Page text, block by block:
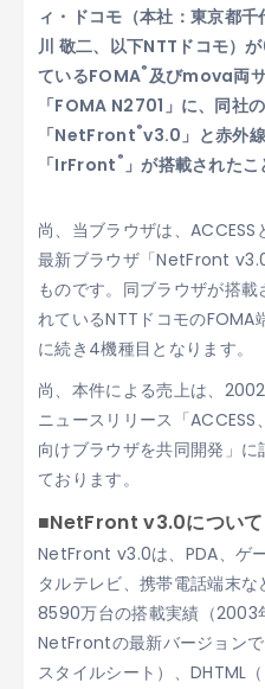
ィ・ドコモ（本社：東京都
川 敬二、以下NTTドコモ）
ているFOMA®及びmova両サ
「FOMA N2701」に、同社
「NetFront®v3.0」と赤外
「IrFront ®」が搭載されたこ
尚、当ブラウザは、
最新ブラウザ「NetFront
ものです。同ブラウザが搭
れているNTTドコモのFOMA
に続き4機種目となります。
尚、本件による売上は、
ニュースリリース「
向けブラウザを共同開発」
ております。
■NetFront v3.0について
NetFront v3.0は、PDA、ゲ
タルテレビ、携帯電話端末
8590万台の搭載実績（2003
NetFrontの最新バージョン
スタイルシート）、DHTML